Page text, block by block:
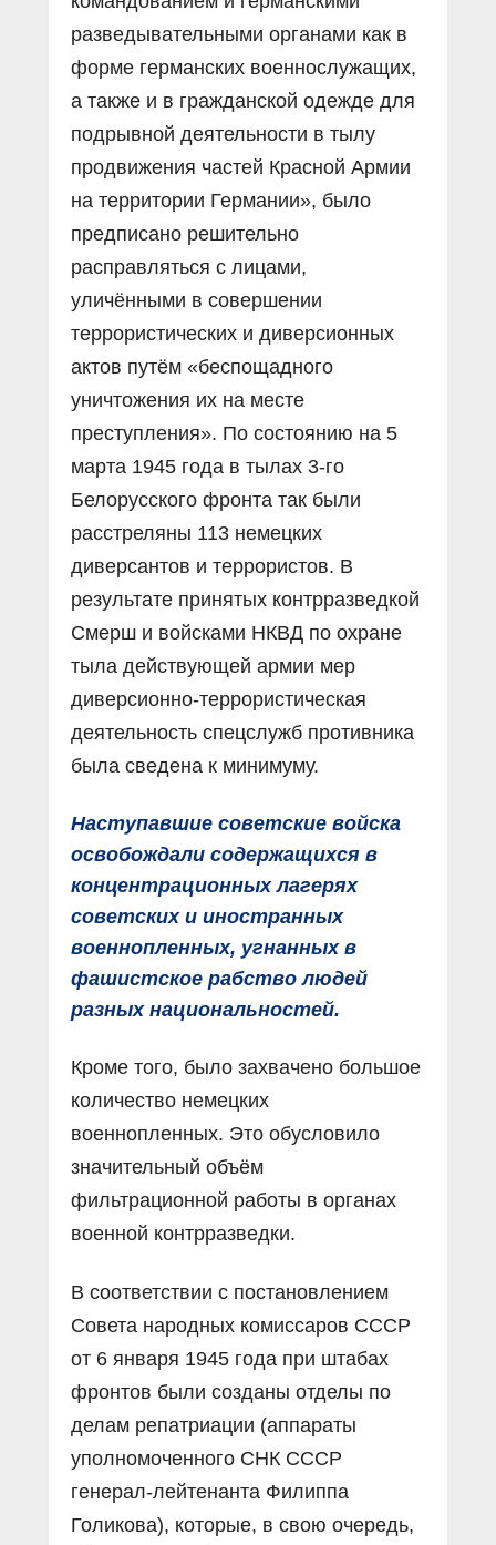
разведывательными органами как в
форме германских военнослужащих,
а также и в гражданской одежде для
подрывной деятельности в тылу
продвижения частей Красной Армии
на территории Германии», было
предписано решительно
расправляться с лицами,
уличёнными в совершении
террористических и диверсионных
актов путём «беспощадного
уничтожения их на месте
преступления». По состоянию на 5
марта 1945 года в тылах 3-го
Белорусского фронта так были
расстреляны 113 немецких
диверсантов и террористов. В
результате принятых контрразведкой
Смерш и войсками НКВД по охране
тыла действующей армии мер
диверсионно-террористическая
деятельность спецслужб противника
была сведена к минимуму.
Наступавшие советские войска
освобождали содержащихся в
концентрационных лагерях
советских и иностранных
военнопленных, угнанных в
фашистское рабство людей
разных национальностей.
Кроме того, было захвачено большое
количество немецких
военнопленных. Это обусловило
значительный объём
фильтрационной работы в органах
военной контрразведки.
В соответствии с постановлением
Совета народных комиссаров СССР
от 6 января 1945 года при штабах
фронтов были созданы отделы по
делам репатриации (аппараты
уполномоченного СНК СССР
генерал-лейтенанта Филиппа
Голикова), которые, в свою очередь,